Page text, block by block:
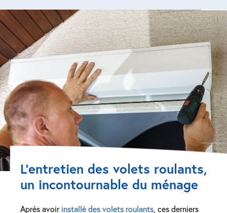
L’entretien des volets roulants,
un incontournable du ménage
Après avoirinstallé des volets roulants , ces derniers